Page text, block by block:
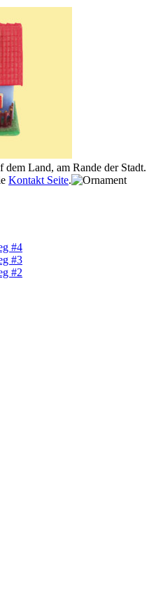
Land, am Rande der Stadt.
Kontakt Seite.
#4
#3
#2